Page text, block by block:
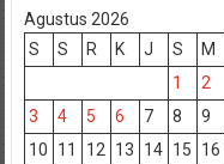
Agustus 2026
S
S R K J S
M
1
2
3
4 5 6 7 8
9
10
11 12 13 14 15
16